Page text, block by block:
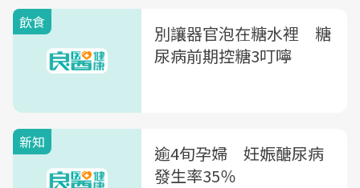
飲食
別讓器官泡在糖水裡 糖
尿病前期控糖3叮嚀
新知
逾4旬孕婦 妊娠醣尿病
發生率35％